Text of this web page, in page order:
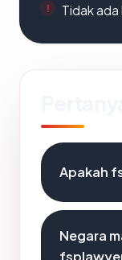
Tidak
Apakah
Negara